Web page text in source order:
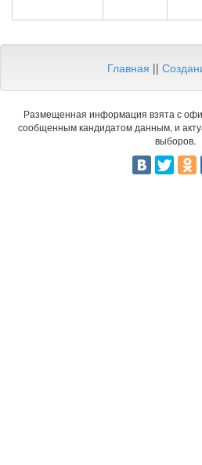
Главная ||
Размещенная информация взята с
сообщенным кандидатом данным, и
выборов.